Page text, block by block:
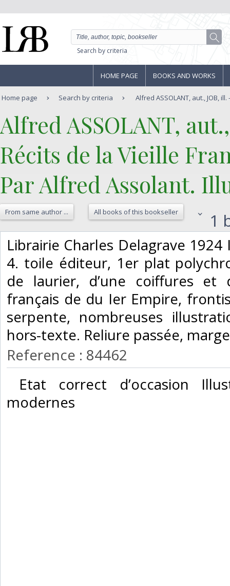
Search by criteria
HOME PAGE BOOKS AND WORKS
Home page Search by criteria Alfred ASSOLANT, aut., JOB, ill.
‎Alfred ASSOLANT,
‎Récits de la Vieille
Par Alfred Assolant.
From same author ... All books of this bookseller 1
‎Librairie Charles Delagrave
4. toile éditeur, 1er plat
de laurier, d’une coiffures et
français de du Ier Empire,
serpente, nombreuses
hors-texte. Reliure passée,
Reference : 84462
Etat correct d’occasion
modernes‎